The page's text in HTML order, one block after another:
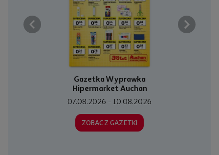
Gazetka Wyprawka
Hipermarket Auchan
07.08.2026 - 10.08.2026
ZOBACZ GAZETKI